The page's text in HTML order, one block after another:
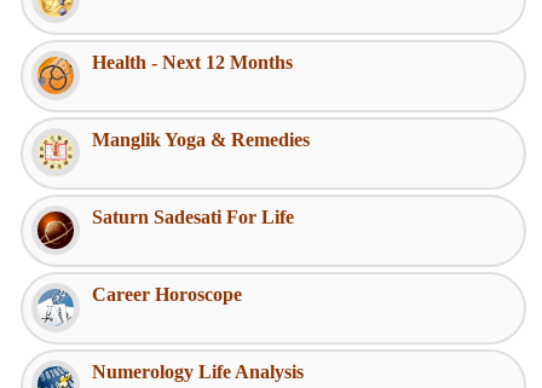
Health - Next 12 Months
Manglik Yoga & Remedies
Saturn Sadesati For Life
Career Horoscope
Numerology Life Analysis